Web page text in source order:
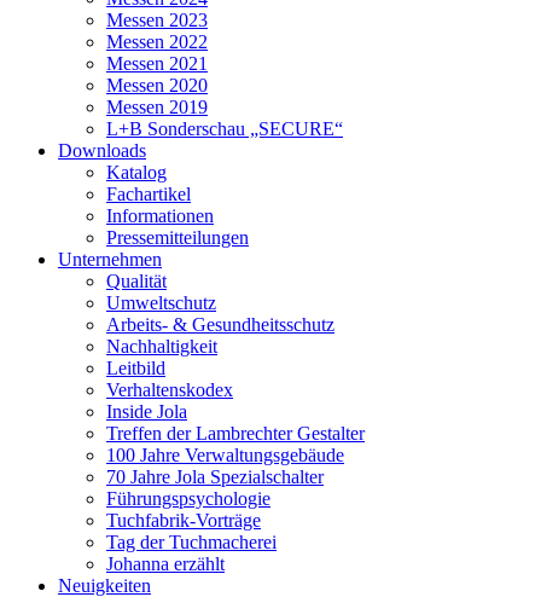
Messen 2023
Messen 2022
Messen 2021
Messen 2020
Messen 2019
L+B Sonderschau „SECURE“
Downloads
Katalog
Fachartikel
Informationen
Pressemitteilungen
Unternehmen
Qualität
Umweltschutz
Arbeits- & Gesundheitsschutz
Nachhaltigkeit
Leitbild
Verhaltenskodex
Inside Jola
Treffen der Lambrechter Gestalter
100 Jahre Verwaltungsgebäude
70 Jahre Jola Spezialschalter
Führungspsychologie
Tuchfabrik-Vorträge
Tag der Tuchmacherei
Johanna erzählt
Neuigkeiten